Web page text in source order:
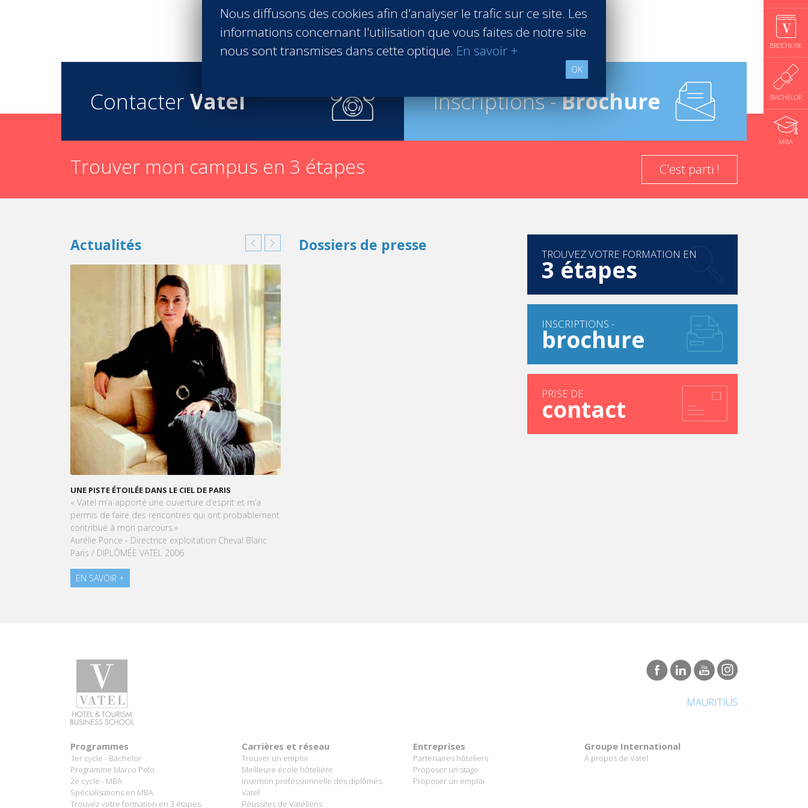
BROCHURE
BACHELOR
MBA
J’ai donc cherché une école de management spécialisée dans le domaine, car je souhaitais pouvoir accéder à despostes d’encadrement. Après de longues
recherches de formation post-Bac, Vatel s’est imposée sans aucune comparaison, ni réelle concurrence.
Je voulais un apprentissage concret du management et c’est ce que Vatel m’a offert dès la 1re année quand j’étais coachée par les étudiants des niveaux
supérieurs en cours de pratique professionnelle. En 2e année, après 4 mois destage, je manageais à mon tour mes camarades de 1re année, sous le
Quand je suis partie en Angleterre pour mon 2e stage, j’avais déjà de réelles compétences managériales. J’ai donc pu me consacrer pleinement à
l’amélioration de mon anglais et suis accessoirement tombée amoureuse du pays…"
Contacter Vatel Inscriptions -Brochure
Trouver mon campus en 3 étapes C'est parti !
Actualités
UNE PISTE ÉTOILÉE DANS LE CIEL DE PARIS
« Vatel m’a apporté une ouverture d’esprit et m’a
permis de faire des rencontres qui ont probablement
contribué à mon parcours.»
Aurélie Ponce - Directrice exploitation Cheval Blanc
Paris / DIPLÔMÉE VATEL 2006
EN SAVOIR +
OPÉRATIONNELS ET PRÊTS À L'EMPLOI DÈS LA FIN DE
LEUR CURSUS
et la préparation exceptionnelle des étudiants de
Dossiers de presse TROUVEZ VOTRE FORMATION EN
3 étapes
INSCRIPTIONS -
brochure
PRISE DE
contact
Nous diffusons des cookies afin d'analyser le trafic sur ce site. Les
informations concernant l'utilisation que vous faites de notre site
nous sont transmises dans cette optique. En savoir +
OK
MAURITIUS
Programmes
1er cycle - Bachelor
Programme Marco Polo
2e cycle - MBA
Spécialisations en MBA
Trouvez votre formation en 3 étapes
Carrières et réseau
Trouver un emploi
Meilleure école hôtelière
Insertion professionnelle des diplômés
Vatel
Réussites de Vatéliens
Entreprises
Partenaires hôteliers
Proposer un stage
Proposer un emploi
Groupe International
À propos de Vatel